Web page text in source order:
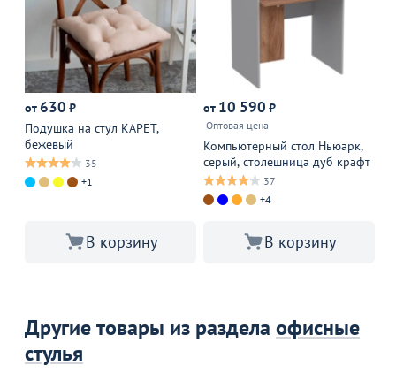
от 630 ₽
Подушка на стул КАРЕТ,
бежевый
35
+1
В корзину
от 10 590 ₽
Оптовая цена
Компьютерный стол Ньюарк,
серый, столешница дуб крафт
37
+4
В корзину
Другие товары из раздела офисные
стулья